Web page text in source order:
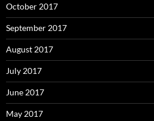
October 2017
September 2017
August 2017
July 2017
June 2017
May 2017